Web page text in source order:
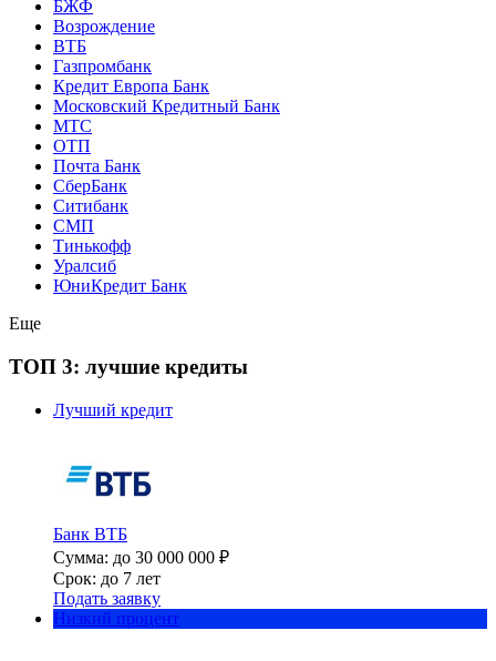
БЖФ
Возрождение
ВТБ
Газпромбанк
Кредит Европа Банк
Московский Кредитный Банк
МТС
ОТП
Почта Банк
СберБанк
Ситибанк
СМП
Тинькофф
Уралсиб
ЮниКредит Банк
Еще
ТОП 3: лучшие кредиты
Лучший кредит
Банк ВТБ
Сумма: до 30 000 000 ₽
Срок: до 7 лет
Подать заявку
Низкий процент